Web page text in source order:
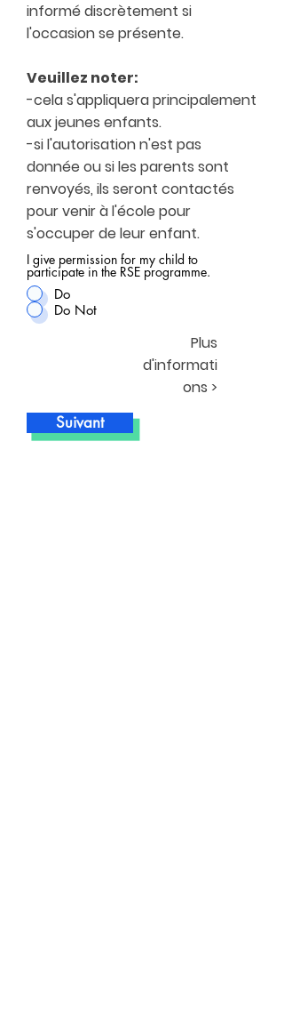
informé discrètement si
l'occasion se présente.
Veuillez noter:
-cela s'appliquera principalement
aux jeunes enfants.
-si l'autorisation n'est pas
donnée ou si les parents sont
renvoyés, ils seront contactés
pour venir à l'école pour
s'occuper de leur enfant.
I give permission for my child to
participate in the RSE programme.
Do
Do Not
Plus
d'informati
ons >
Suivant